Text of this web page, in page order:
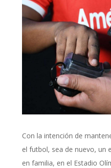
Con la intención de
el futbol, sea de nuevo, un
en familia, en el Estadio